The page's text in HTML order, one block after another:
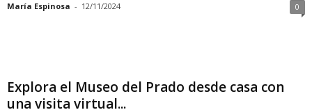
María Espinosa - 12/11/2024 0
Explora el Museo del Prado desde casa con
una visita virtual...